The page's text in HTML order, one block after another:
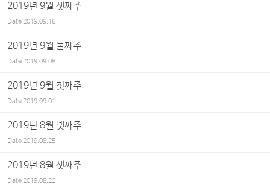
2019년 9월 셋째주
Date2019.09.16
2019년 9월 둘째주
Date2019.09.08
2019년 9월 첫째주
Date2019.09.01
2019년 8월 넷째주
Date2019.08.25
2019년 8월 셋째주
Date2019.08.22